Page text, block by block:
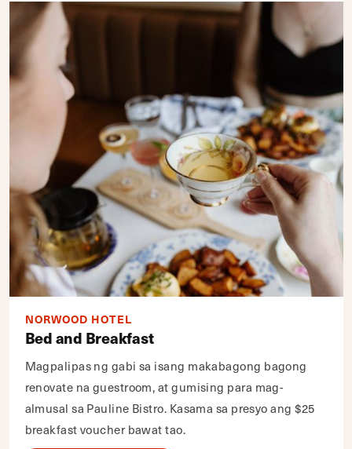
NORWOOD HOTEL
Bed and Breakfast
Magpalipas ng gabi sa isang makabagong bagong
renovate na guestroom, at gumising para mag-
almusal sa Pauline Bistro. Kasama sa presyo ang $25
breakfast voucher bawat tao.